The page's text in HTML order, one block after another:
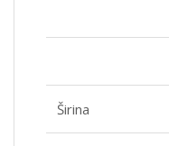
Širina